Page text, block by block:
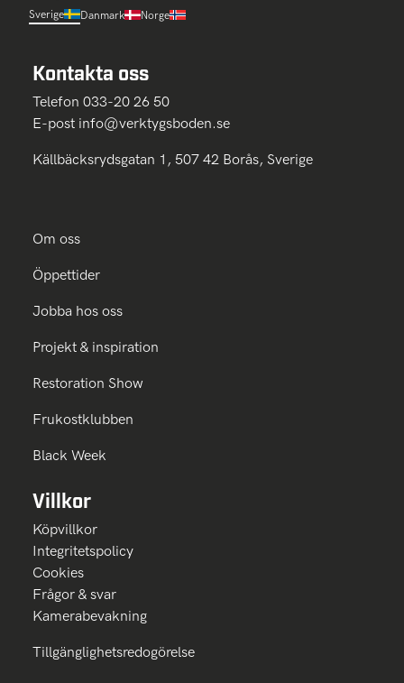
Sverige Danmark Norge
Kontakta oss
Telefon 033-20 26 50
E-post info@verktygsboden.se
Källbäcksrydsgatan 1, 507 42 Borås, Sverige
Om oss
Öppettider
Jobba hos oss
Projekt & inspiration
Restoration Show
Frukostklubben
Black Week
Villkor
Köpvillkor
Integritetspolicy
Cookies
Frågor & svar
Kamerabevakning
Tillgänglighetsredogörelse